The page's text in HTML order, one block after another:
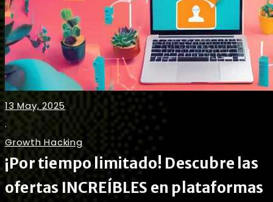
13 May, 2025
.
Growth Hacking
¡Por tiempo limitado! Descubre las
ofertas INCREÍBLES en plataformas